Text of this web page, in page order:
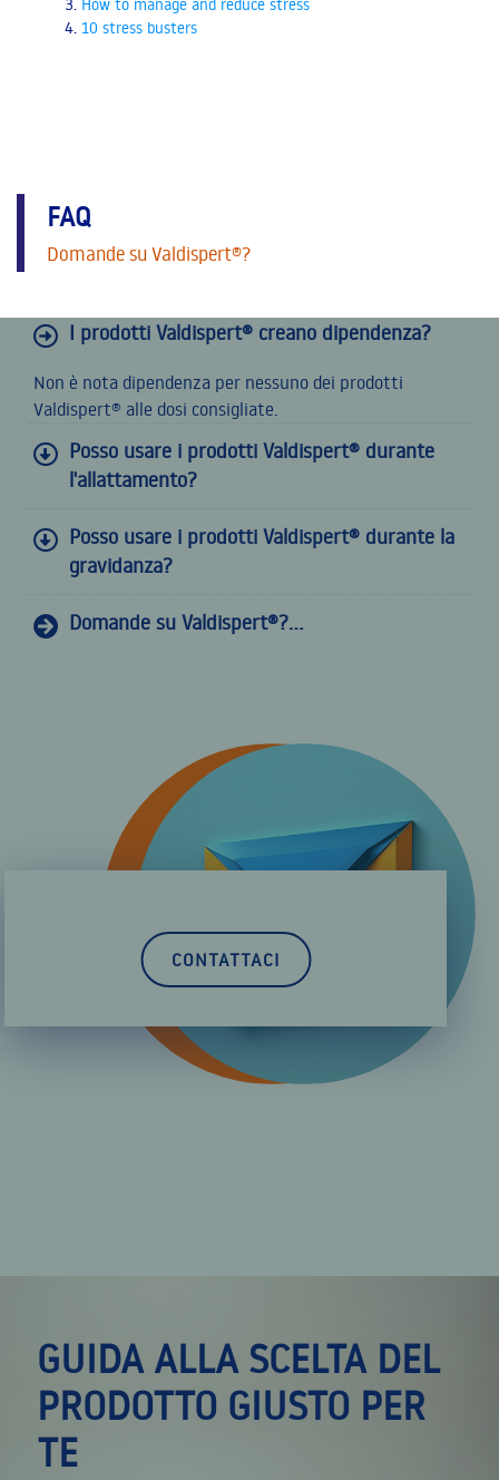
How to manage and reduce stress
10 stress busters
FAQ
Domande su Valdispert®?
I prodotti Valdispert® creano dipendenza?
Non è nota dipendenza per nessuno dei prodotti
Valdispert® alle dosi consigliate.
Posso usare i prodotti Valdispert® durante
l'allattamento?
Posso usare i prodotti Valdispert® durante la
gravidanza?
Domande su Valdispert®?...
CONTATTACI
GUIDA ALLA SCELTA DEL
PRODOTTO GIUSTO PER
TE